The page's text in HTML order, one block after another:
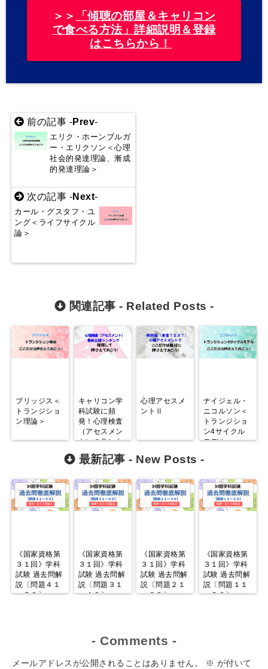
＞＞
「傾聴の部屋＆キャリコン
で食べる方法」詳細説明＆登録
はこちらから！
前の記事 -Prev-
エリク・ホーンブルガ
ー・エリクソン＜心理
社会的発達理論、漸成
的発達理論＞
次の記事 -Next-
カール・グスタフ・ユ
ング＜ライフサイクル
論＞
関連記事 - Related Posts -
ブリッジス＜
トランジショ
ン理論＞
キャリコン学
科試験に頻
発！心理検査
（アセスメン
ト）のランキ
ング！
心理アセスメ
ントⅡ
ナイジェル・
ニコルソン＜
トランジショ
ン4サイクル
モデル＞
最新記事 - New Posts -
《国家資格第
３１回》学科
試験 過去問解
説〔問題４１
～５０〕
《国家資格第
３１回》学科
試験 過去問解
説〔問題３１
～４０〕
《国家資格第
３１回》学科
試験 過去問解
説〔問題２１
～３０〕
《国家資格第
３１回》学科
試験 過去問解
説〔問題１１
～２０〕
- Comments -
メールアドレスが公開されることはありません。 ※ が付いて